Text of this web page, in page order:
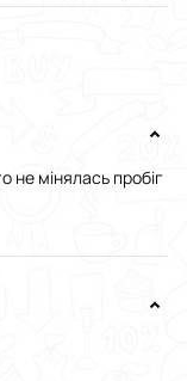
не мінялась пробіг